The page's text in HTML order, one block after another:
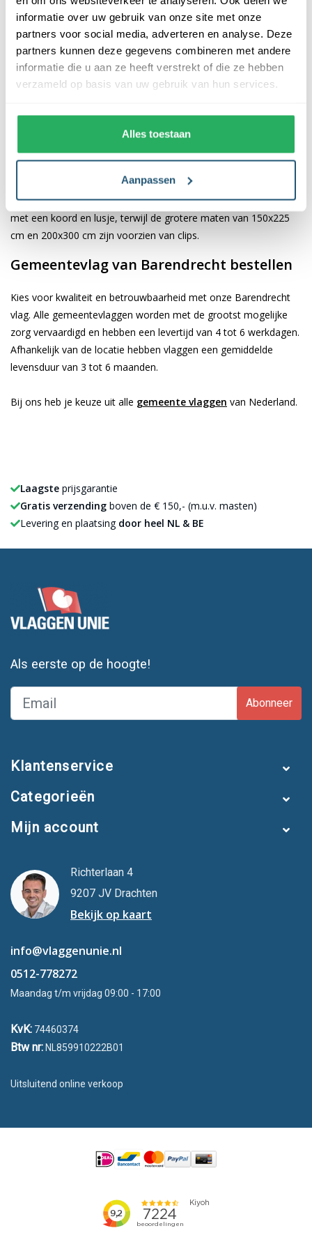
informatie over uw gebruik van onze site met onze
partners voor social media, adverteren en analyse. Deze
partners kunnen deze gegevens combineren met andere
informatie die u aan ze heeft verstrekt of die ze hebben
verzameld op basis van uw gebruik van hun services.
Alles toestaan
Aanpassen
De afwerking van onze vlaggen is van hoge kwaliteit. Ze zijn
voorzien van een sterke kopband en een dubbele stiknaad, wat
bijdraagt aan hun duurzaamheid en stevigheid. Wij bieden de
vlag vanBarendrecht aan in verschillende afmetingen: 40x60
Hierdoor is er altijd een geschikte maat voor jouw specifieke
Afhankelijk van de afmetingen die je kiest, worden de vlaggen
voorzien van verschillende bevestigingsmogelijkheden. De
vlaggen van 40x60 cm, 70x100 cm en 100x150 cm zijn uitgerust
met een koord en lusje, terwijl de grotere maten van 150x225
cm en 200x300 cm zijn voorzien van clips.
Gemeentevlag van Barendrecht bestellen
Kies voor kwaliteit en betrouwbaarheid met onze Barendrecht
vlag. Alle gemeentevlaggen worden met de grootst mogelijke
zorg vervaardigd en hebben een levertijd van 4 tot 6 werkdagen.
Afhankelijk van de locatie hebben vlaggen een gemiddelde
levensduur van 3 tot 6 maanden.
Bij ons heb je keuze uit alle gemeente vlaggen van Nederland.
Laagste prijsgarantie
Gratis verzending boven de € 150,- (m.u.v. masten)
Levering en plaatsing door heel NL & BE
Als eerste op de hoogte!
Abonneer
Klantenservice
Categorieën
Mijn account
Richterlaan 4
9207 JV Drachten
Bekijk op kaart
info@vlaggenunie.nl
0512-778272
Maandag t/m vrijdag 09:00 - 17:00
KvK: 74460374
Btw nr: NL859910222B01
Uitsluitend online verkoop